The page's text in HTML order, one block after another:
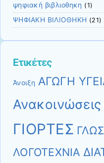
ψηφιακή βιβλιοθηκη (1)
ΨΗΦΙΑΚΗ ΒΙΛΙΟΘΗΚΗ (21)
Ετικέτες
Άνοιξη ΑΓΩΓΗ
Ανακοινώσεις
ΓΙΟΡΤΕΣ
ΛΟΓΟΤΕΧΝΙΑ